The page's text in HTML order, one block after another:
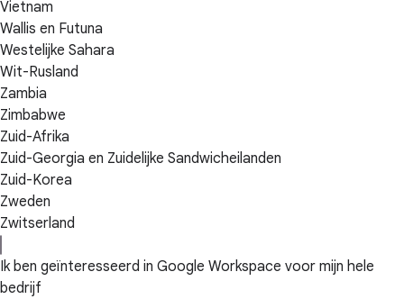
Vietnam
Wallis en Futuna
Westelijke Sahara
Wit-Rusland
Zambia
Zimbabwe
Zuid-Afrika
Zuid-Georgia en Zuidelijke Sandwicheilanden
Zuid-Korea
Zweden
Zwitserland
Ik ben geïnteresseerd in Google Workspace voor mijn hele
bedrijf